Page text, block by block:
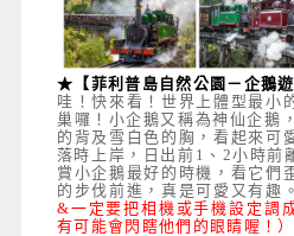
★【菲利普島自然公園－企鵝
哇！快來看！世界上體型最小
巢囉！小企鵝又稱為神仙企鵝
的背及雪白色的胸，看起來可
落時上岸，日出前1、2小時前
賞小企鵝最好的時機，看它們
的步伐前進，真是可愛又有趣。
&一 定要把相機或手機設定調
有可能會閃瞎他們的眼睛喔！ ）